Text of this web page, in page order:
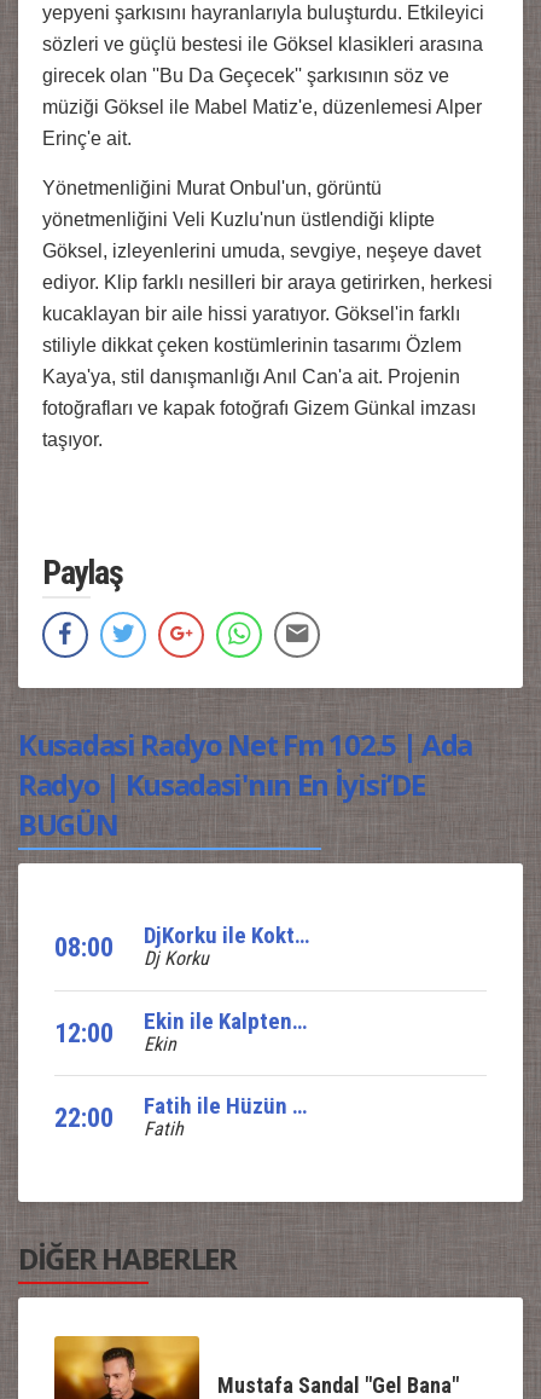
yepyeni şarkısını hayranlarıyla buluşturdu. Etkileyici
sözleri ve güçlü bestesi ile Göksel klasikleri arasına
girecek olan ''Bu Da Geçecek'' şarkısının söz ve
müziği Göksel ile Mabel Matiz'e, düzenlemesi Alper
Erinç'e ait.
Yönetmenliğini Murat Onbul'un, görüntü
yönetmenliğini Veli Kuzlu'nun üstlendiği klipte
Göksel, izleyenlerini umuda, sevgiye, neşeye davet
ediyor. Klip farklı nesilleri bir araya getirirken, herkesi
kucaklayan bir aile hissi yaratıyor. Göksel'in farklı
stiliyle dikkat çeken kostümlerinin tasarımı Özlem
Kaya'ya, stil danışmanlığı Anıl Can'a ait. Projenin
fotoğrafları ve kapak fotoğrafı Gizem Günkal imzası
taşıyor.
Paylaş
Kusadasi Radyo Net Fm 102.5 | Ada
Radyo | Kusadasi'nın En İyisi’DE
BUGÜN
08:00 DjKorku ile Koktail Show
Dj Korku
12:00 Ekin ile Kalpten Nağmeler
Ekin
22:00 Fatih ile Hüzün ve Yankı
Fatih
DİĞER HABERLER
Mustafa Sandal "Gel Bana"